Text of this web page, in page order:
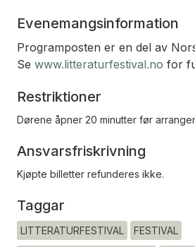
Evenemangsinformation
Programposten er en del av
Se www.litteraturfestival.no for
Restriktioner
Dørene åpner 20 minutter før
Ansvarsfriskrivning
Kjøpte billetter refunderes ikke.
Taggar
LITTERATURFESTIVAL FESTIVAL